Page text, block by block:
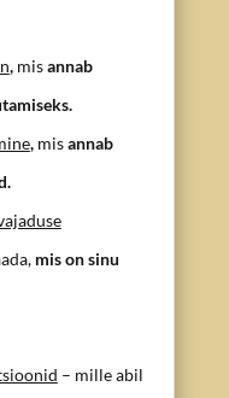
, misannab
, misannab
mis on sinu
– mille abil